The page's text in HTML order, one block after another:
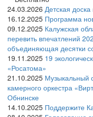
24.03.2026 Детская доска
16.12.2025 Программа
09.12.2025 Калужская
перевить впечатлений
объединяющая десятки
19.11.2025 19
«Росатома»
21.10.2025 Музыкальный
камерного оркестра
Обнинске
14.10.2025 Поддержите